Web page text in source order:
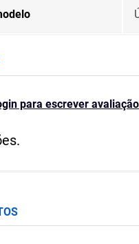
para escrever avaliação